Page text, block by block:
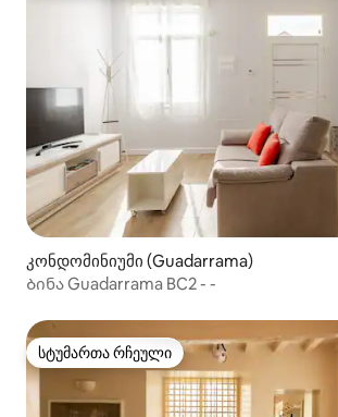
კონდომინიუმი (Guadarrama)
Ბინა Guadarrama BC2 - -
სტუმართა რჩეული
სტუმართა რჩეული